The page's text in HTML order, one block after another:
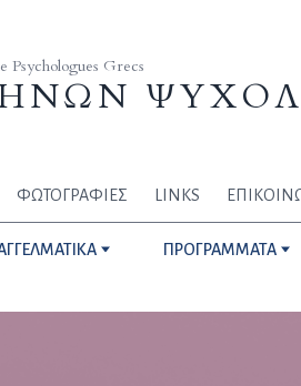
Psychologues Grecs
ΦΩΤΟΓΡΑΦΙΕΣ LINKS
ΠΡΟΓΡΑΜΜΑΤΑ